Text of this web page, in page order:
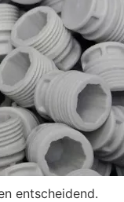
entscheidend.